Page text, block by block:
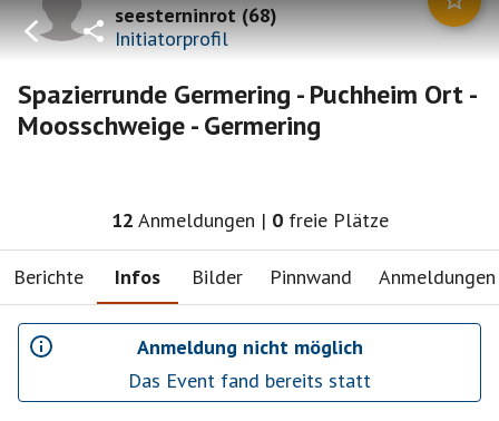
seesterninrot(68)
Initiatorprofil
Spazierrunde Germering - Puchheim Ort -
Moosschweige - Germering
12 Anmeldungen | 0 freie Plätze
Berichte Infos Bilder Pinnwand Anmeldungen
Anmeldung nicht möglich
Das Event fand bereits statt